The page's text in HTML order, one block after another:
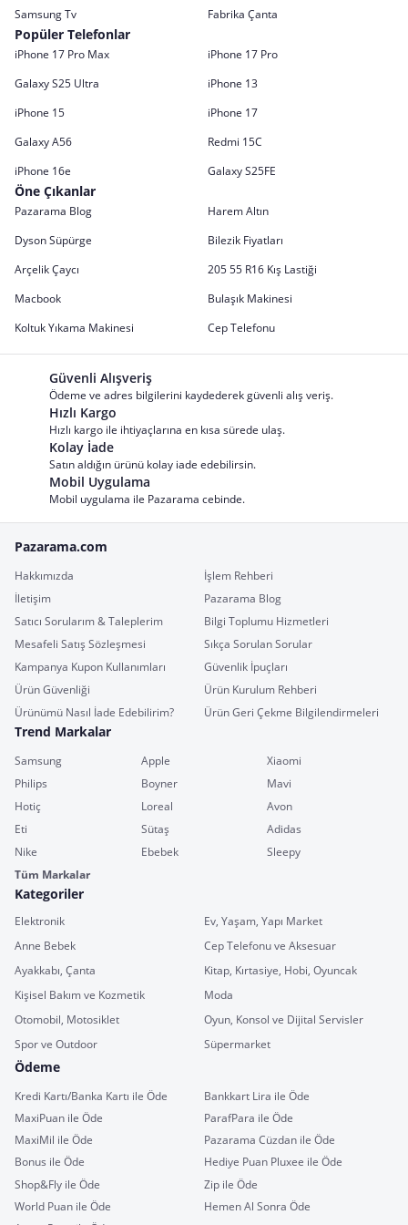
Samsung Tv Fabrika Çanta
Popüler Telefonlar
iPhone 17 Pro Max
iPhone 17 Pro
Galaxy S25 Ultra
iPhone 13
iPhone 15
iPhone 17
Galaxy A56
Redmi 15C
iPhone 16e
Galaxy S25FE
Öne Çıkanlar
Pazarama Blog
Harem Altın
Dyson Süpürge
Bilezik Fiyatları
Arçelik Çaycı
205 55 R16 Kış Lastiği
Macbook
Bulaşık Makinesi
Koltuk Yıkama Makinesi
Cep Telefonu
Güvenli Alışveriş
Ödeme ve adres bilgilerini kaydederek güvenli alış veriş.
Hızlı Kargo
Hızlı kargo ile ihtiyaçlarına en kısa sürede ulaş.
Kolay İade
Satın aldığın ürünü kolay iade edebilirsin.
Mobil Uygulama
Mobil uygulama ile Pazarama cebinde.
Pazarama.com
Hakkımızda
İşlem Rehberi
İletişim
Pazarama Blog
Satıcı Sorularım & Taleplerim
Bilgi Toplumu Hizmetleri
Mesafeli Satış Sözleşmesi
Sıkça Sorulan Sorular
Kampanya Kupon Kullanımları
Güvenlik İpuçları
Ürün Güvenliği
Ürün Kurulum Rehberi
Ürünümü Nasıl İade Edebilirim?
Ürün Geri Çekme Bilgilendirmeleri
Trend Markalar
Samsung Apple
Xiaomi
Philips
Boyner
Mavi
Hotiç
Loreal
Avon
Eti
Sütaş
Adidas
Nike
Ebebek
Sleepy
Tüm Markalar
Kategoriler
Elektronik
Ev, Yaşam, Yapı Market
Anne Bebek
Cep Telefonu ve Aksesuar
Ayakkabı, Çanta
Kitap, Kırtasiye, Hobi, Oyuncak
Kişisel Bakım ve Kozmetik
Moda
Otomobil, Motosiklet
Oyun, Konsol ve Dijital Servisler
Spor ve Outdoor
Süpermarket
Ödeme
Kredi Kartı/Banka Kartı ile Öde
Bankkart Lira ile Öde
MaxiPuan ile Öde
ParafPara ile Öde
MaxiMil ile Öde
Pazarama Cüzdan ile Öde
Bonus ile Öde
Hediye Puan Pluxee ile Öde
Shop&Fly ile Öde
Zip ile Öde
World Puan ile Öde
Hemen Al Sonra Öde